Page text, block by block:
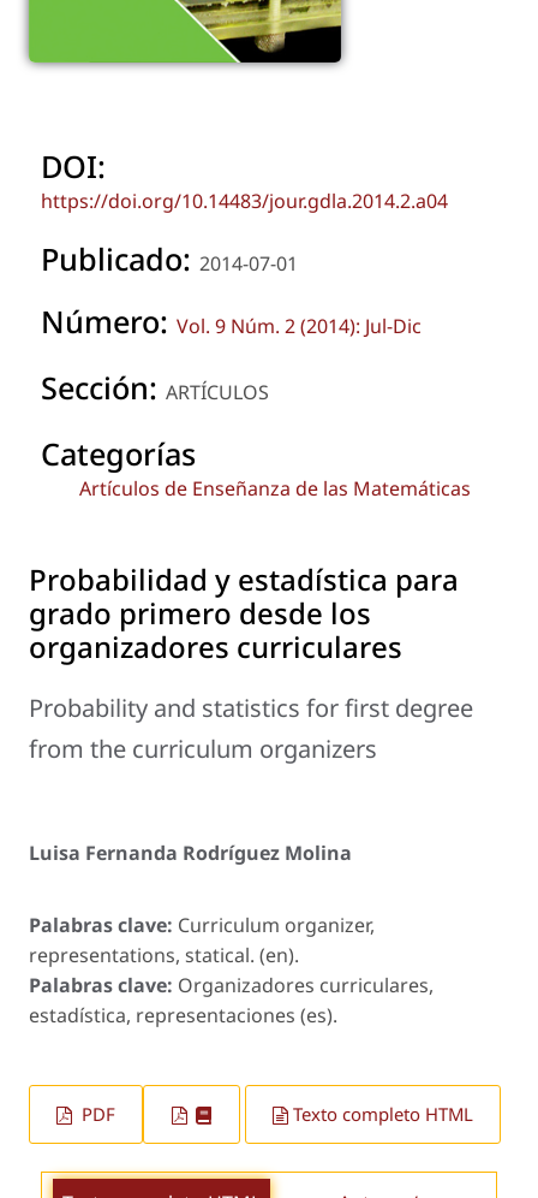
DOI:
https://doi.org/10.14483/jour.gdla.2014.2.a04
Publicado: 2014-07-01
Número: Vol. 9 Núm. 2 (2014): Jul-Dic
Sección: ARTÍCULOS
Categorías
Artículos de Enseñanza de las Matemáticas
Probabilidad y estadística para
grado primero desde los
organizadores curriculares
Probability and statistics for first degree
from the curriculum organizers
Luisa Fernanda Rodríguez Molina
Palabras clave: Curriculum organizer,
representations, statical. (en).
Palabras clave: Organizadores curriculares,
estadística, representaciones (es).
PDF Texto completo HTML